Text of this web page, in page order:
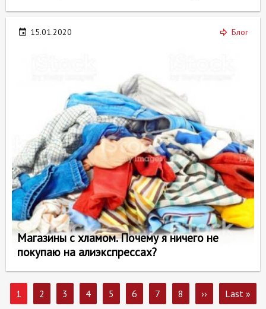
15.01.2020 Блог
Магазины с хламом. Почему я ничего не
покупаю на алиэкспрессах?
Нумерация
Page
1 Page
2 Page
3 Page
4 Page
5 Page
6 Page
7 Page
8
Следующая
страница
››
страница
Last »